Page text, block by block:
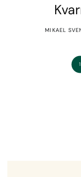
MIKAEL
1